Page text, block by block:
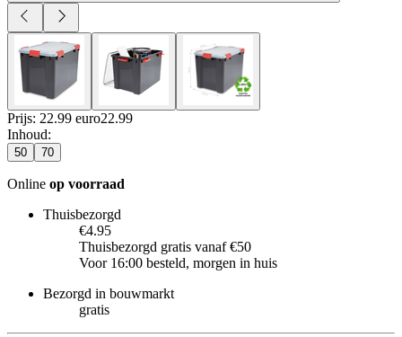
Prijs: 22.99 euro22.99
Inhoud:
50 70
Online op voorraad
Thuisbezorgd
€4.95
Thuisbezorgd gratis vanaf €50
Voor 16:00 besteld, morgen in huis
Bezorgd in bouwmarkt
gratis